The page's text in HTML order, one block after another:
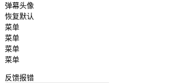
弹幕头像
恢复默认
菜单
菜单
菜单
菜单
反馈报错